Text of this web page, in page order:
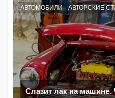
АВТОМОБИЛИ АВТОРСКИЕ
Слазит лак на машине.